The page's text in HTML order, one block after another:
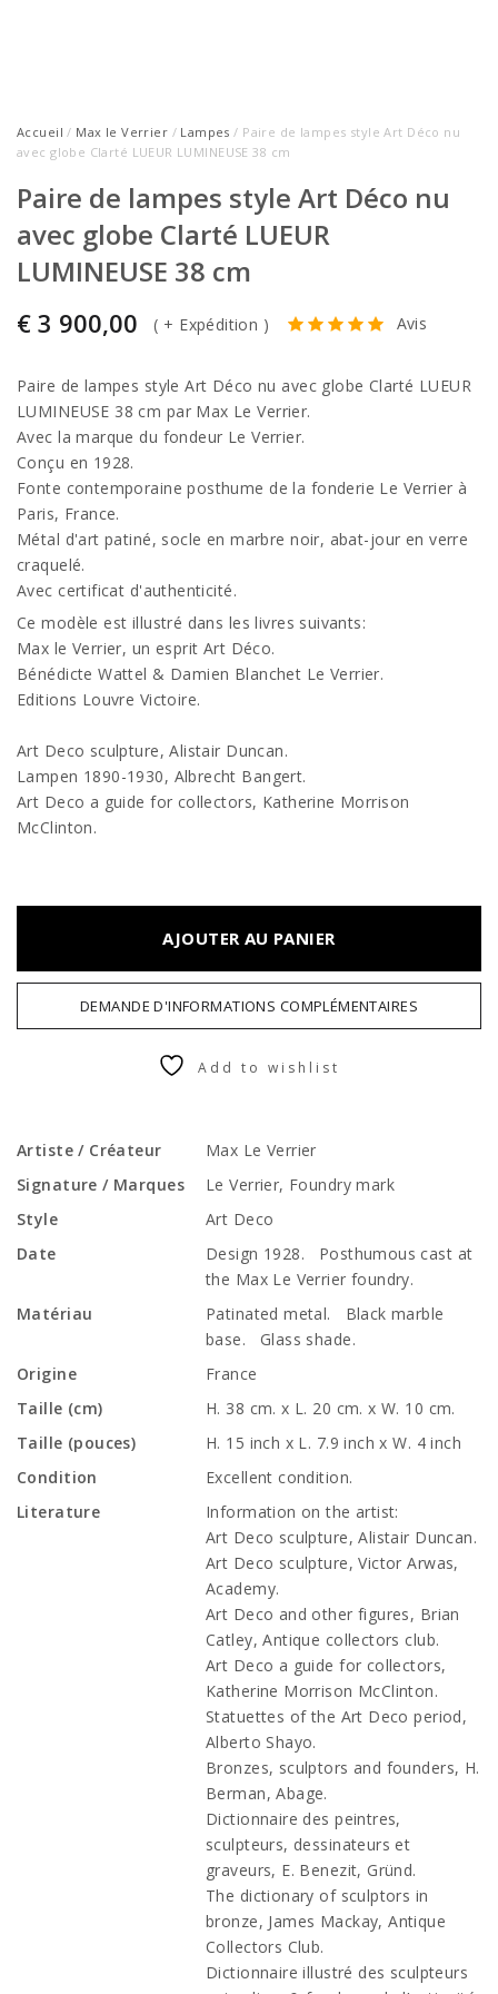
Accueil / Max le Verrier / Lampes / Paire de lampes style Art Déco nu
avec globe Clarté LUEUR LUMINEUSE 38 cm
Paire de lampes style Art Déco nu
avec globe Clarté LUEUR
LUMINEUSE 38 cm
€ 3 900,00 ( + Expédition ) Avis
Paire de lampes style Art Déco nu avec globe Clarté LUEUR
LUMINEUSE 38 cm par Max Le Verrier.
Avec la marque du fondeur Le Verrier.
Conçu en 1928.
Fonte contemporaine posthume de la fonderie Le Verrier à
Paris, France.
Métal d'art patiné, socle en marbre noir, abat-jour en verre
craquelé.
Avec certificat d'authenticité.
Ce modèle est illustré dans les livres suivants:
Max le Verrier, un esprit Art Déco.
Bénédicte Wattel & Damien Blanchet Le Verrier.
Editions Louvre Victoire.
Art Deco sculpture, Alistair Duncan.
Lampen 1890-1930, Albrecht Bangert.
Art Deco a guide for collectors, Katherine Morrison
McClinton.
AJOUTER AU PANIER
DEMANDE D'INFORMATIONS COMPLÉMENTAIRES
Add to wishlist
Artiste / Créateur
Max Le Verrier
Signature / Marques
Le Verrier, Foundry mark
Style
Art Deco
Date
Design 1928. Posthumous cast at
the Max Le Verrier foundry.
Matériau
Patinated metal. Black marble
base. Glass shade.
Origine
France
Taille (cm)
H. 38 cm. x L. 20 cm. x W. 10 cm.
Taille (pouces)
H. 15 inch x L. 7.9 inch x W. 4 inch
Condition
Excellent condition.
Literature
Information on the artist:
Art Deco sculpture, Alistair Duncan.
Art Deco sculpture, Victor Arwas,
Academy.
Art Deco and other figures, Brian
Catley, Antique collectors club.
Art Deco a guide for collectors,
Katherine Morrison McClinton.
Statuettes of the Art Deco period,
Alberto Shayo.
Bronzes, sculptors and founders, H.
Berman, Abage.
Dictionnaire des peintres,
sculpteurs, dessinateurs et
graveurs, E. Benezit, Gründ.
The dictionary of sculptors in
bronze, James Mackay, Antique
Collectors Club.
Dictionnaire illustré des sculpteurs